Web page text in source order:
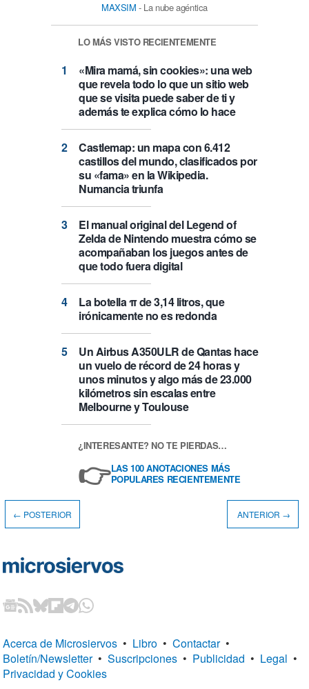
MAXSIM - La nube agéntica
LO MÁS VISTO RECIENTEMENTE
«Mira mamá, sin cookies»: una web
que revela todo lo que un sitio web
que se visita puede saber de ti y
además te explica cómo lo hace
Castlemap: un mapa con 6.412
castillos del mundo, clasificados por
su «fama» en la Wikipedia.
Numancia triunfa
El manual original del Legend of
Zelda de Nintendo muestra cómo se
acompañaban los juegos antes de
que todo fuera digital
La botella π de 3,14 litros, que
irónicamente no es redonda
Un Airbus A350ULR de Qantas hace
un vuelo de récord de 24 horas y
unos minutos y algo más de 23.000
kilómetros sin escalas entre
Melbourne y Toulouse
¿INTERESANTE? NO TE PIERDAS…
👉LAS 100 ANOTACIONES MÁS
POPULARES RECIENTEMENTE
← POSTERIOR ANTERIOR →
Acerca de Microsiervos • Libro • Contactar •
Boletín/Newsletter • Suscripciones • Publicidad • Legal •
Privacidad y Cookies